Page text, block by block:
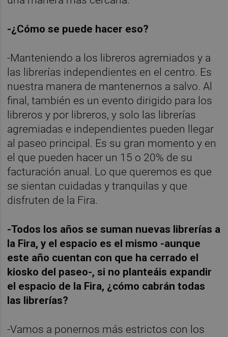
-¿Cómo se puede hacer eso?
-Manteniendo a los libreros agremiados y a
las librerías independientes en el centro. Es
nuestra manera de mantenernos a salvo. Al
final, también es un evento dirigido para los
libreros y por libreros, y solo las librerías
agremiadas e independientes pueden llegar
al paseo principal. Es su gran momento y en
el que pueden hacer un 15 o 20% de su
facturación anual. Lo que queremos es que
se sientan cuidadas y tranquilas y que
disfruten de la Fira.
-Todos los años se suman nuevas librerías a
la Fira, y el espacio es el mismo -aunque
este año cuentan con que ha cerrado el
kiosko del paseo-, si no planteáis expandir
el espacio de la Fira, ¿cómo cabrán todas
las librerías?
-Vamos a ponernos más estrictos con los